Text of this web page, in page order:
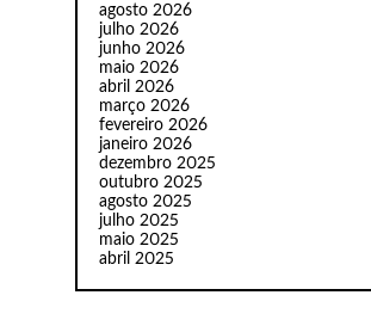
agosto 2026
julho 2026
junho 2026
maio 2026
abril 2026
março 2026
fevereiro 2026
janeiro 2026
dezembro 2025
outubro 2025
agosto 2025
julho 2025
maio 2025
abril 2025